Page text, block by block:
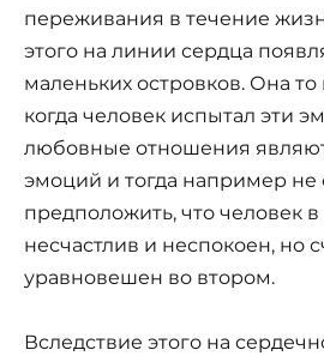
переживания в течение
этого на линии сердца
маленьких островков. Она
когда человек испытал эти
любовные отношения
эмоций и тогда например не
предположить, что человек
несчастлив и неспокоен, но
уравновешен во втором.
Вследствие этого на